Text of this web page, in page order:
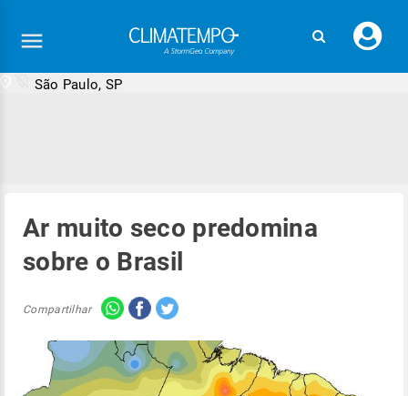
seu
São Paulo, SP
Ar muito seco predomina
sobre o Brasil
Compartilhar